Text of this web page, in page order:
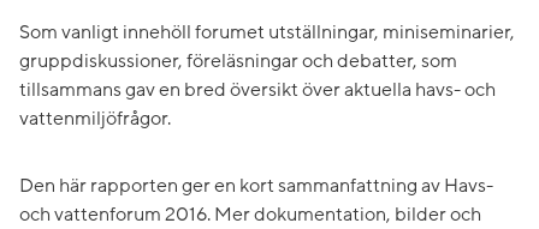
Som vanligt innehöll forumet utställningar, miniseminarier,
gruppdiskussioner, föreläsningar och debatter, som
tillsammans gav en bred översikt över aktuella havs- och
vattenmiljöfrågor.
Den här rapporten ger en kort sammanfattning av Havs-
och vattenforum 2016. Mer dokumentation, bilder och